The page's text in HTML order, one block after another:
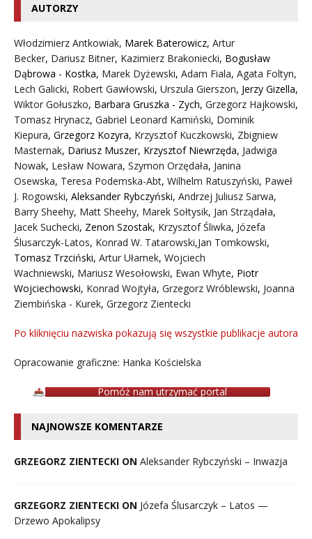
AUTORZY
Włodzimierz Antkowiak, Marek Baterowicz, Artur
Becker, Dariusz Bitner, Kazimierz Brakoniecki, Bogusław
Dąbrowa - Kostka, Marek Dyżewski, Adam Fiala, Agata Foltyn,
Lech Galicki, Robert Gawłowski, Urszula Gierszon, Jerzy Gizella,
Wiktor Gołuszko, Barbara Gruszka - Zych, Grzegorz Hajkowski,
Tomasz Hrynacz, Gabriel Leonard Kamiński, Dominik
Kiepura, Grzegorz Kozyra, Krzysztof Kuczkowski, Zbigniew
Masternak, Dariusz Muszer, Krzysztof Niewrzęda, Jadwiga
Nowak, Lesław Nowara, Szymon Orzędała, Janina
Osewska, Teresa Podemska-Abt, Wilhelm Ratuszyński, Paweł
J. Rogowski, Aleksander Rybczyński, Andrzej Juliusz Sarwa,
Barry Sheehy, Matt Sheehy, Marek Sołtysik, Jan Strządała,
Jacek Suchecki, Zenon Szostak, Krzysztof Śliwka, Józefa
Ślusarczyk-Latos, Konrad W. Tatarowski,Jan Tomkowski,
Tomasz Trzciński, Artur Ułamek, Wojciech
Wachniewski, Mariusz Wesołowski, Ewan Whyte, Piotr
Wojciechowski, Konrad Wojtyła, Grzegorz Wróblewski, Joanna
Ziembińska - Kurek, Grzegorz Zientecki
Po kliknięciu nazwiska pokazują się wszystkie publikacje autora
Opracowanie graficzne: Hanka Kościelska
Pomóż nam utrzymać portal
NAJNOWSZE KOMENTARZE
GRZEGORZ ZIENTECKI ON Aleksander Rybczyński – Inwazja
GRZEGORZ ZIENTECKI ON Józefa Ślusarczyk – Latos —
Drzewo Apokalipsy